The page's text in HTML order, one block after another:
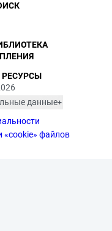
данные
«cookie» файлов